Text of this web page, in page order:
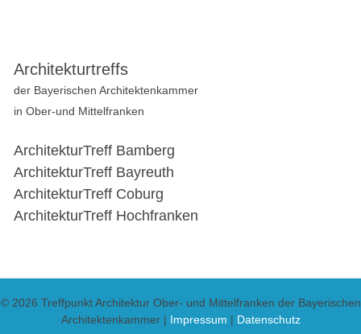
Architekturtreffs
der Bayerischen Architektenkammer
in Ober-und Mittelfranken
ArchitekturTreff Bamberg
ArchitekturTreff Bayreuth
ArchitekturTreff Coburg
ArchitekturTreff Hochfranken
© 2026 Treffpunkt Architektur Ober- und Mittelfranken der Bayerischen
Architektenkammer | Impressum | Datenschutz